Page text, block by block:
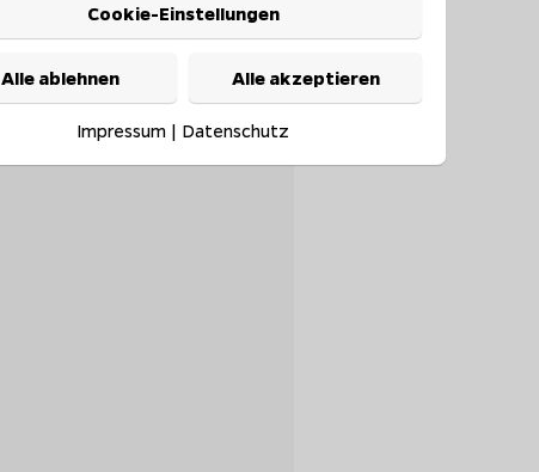
Cookie-Einstellungen
Alle ablehnen Alle akzeptieren
Impressum | Datenschutz